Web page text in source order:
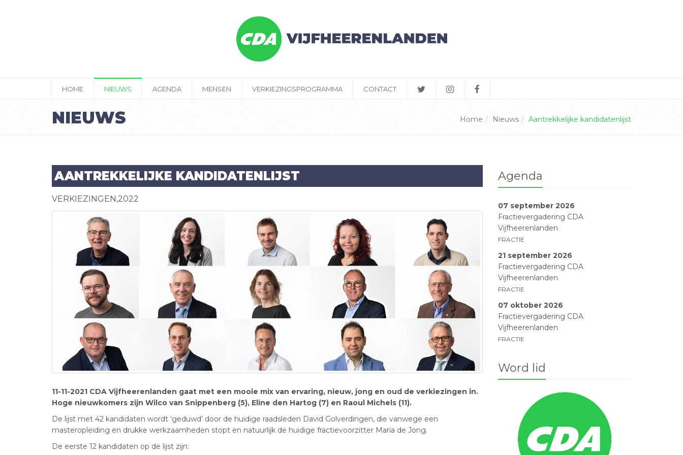
HOME NIEUWS AGENDA MENSEN VERKIEZINGSPROGRAMMA CONTACT
NIEUWS Home Nieuws Aantrekkelijke kandidatenlijst
AANTREKKELIJKE KANDIDATENLIJST
VERKIEZINGEN,2022
11-11-2021 CDA Vijfheerenlanden gaat met een mooie mix van ervaring, nieuw, jong en oud de verkiezingen in.
Hoge nieuwkomers zijn Wilco van Snippenberg (5), Eline den Hartog (7) en Raoul Michels (11).
De lijst met 42 kandidaten wordt ‘geduwd’ door de huidige raadsleden David Golverdingen, die vanwege een
masteropleiding en drukke werkzaamheden stopt en natuurlijk de huidige fractievoorzitter Maria de Jong.
De eerste 12 kandidaten op de lijst zijn:
Agenda
07 september 2026
Fractievergadering CDA
Vijfheerenlanden
FRACTIE
21 september 2026
Fractievergadering CDA
Vijfheerenlanden
FRACTIE
07 oktober 2026
Fractievergadering CDA
Vijfheerenlanden
FRACTIE
Word lid